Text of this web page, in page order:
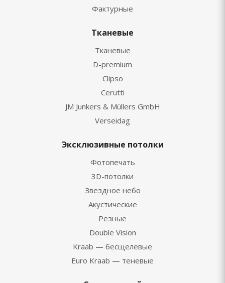
Фактурные
Тканевые
Тканевые
D-premium
Clipso
Cerutti
JM Junkers & Müllers GmbH
Verseidag
Эксклюзивные потолки
Фотопечать
3D-потолки
Звездное небо
Акустические
Резные
Double Vision
Kraab — бесщелевые
Euro Kraab — теневые